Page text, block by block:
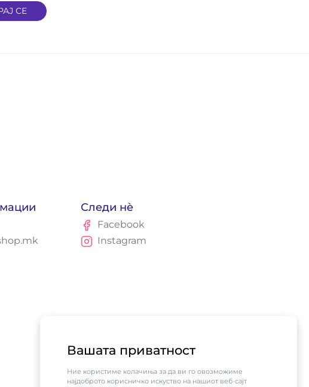
Вашата приватност
Ние користиме колачиња за да ви го овозможиме
најдоброто корисничко искуство на нашиот веб-сајт
СЕ
Следи нè
Facebook
Instagram